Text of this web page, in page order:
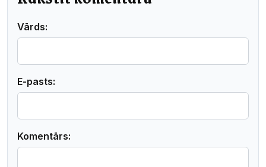
Vārds:
E-pasts:
Komentārs: